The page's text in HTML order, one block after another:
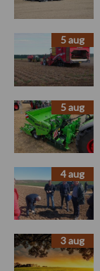
5 aug
5 aug
4 aug
3 aug